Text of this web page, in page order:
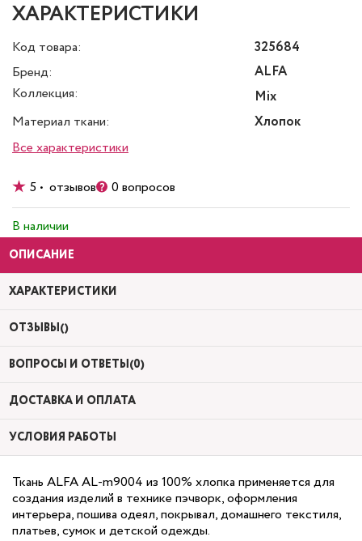
ХАРАКТЕРИСТИКИ
Код товара:
325684
Бренд:
ALFA
Коллекция:
Mix
Материал ткани:
Хлопок
Все характеристики
5 • отзывов 0 вопросов
В наличии
ОПИСАНИЕ
ХАРАКТЕРИСТИКИ
ОТЗЫВЫ()
ВОПРОСЫ И ОТВЕТЫ(0)
ДОСТАВКА И ОПЛАТА
УСЛОВИЯ РАБОТЫ
Ткань ALFA AL-m9004 из 100% хлопка применяется для
создания изделий в технике пэчворк, оформления
интерьера, пошива одеял, покрывал, домашнего текстиля,
платьев, сумок и детской одежды.